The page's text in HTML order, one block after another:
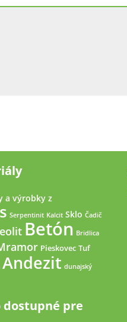
a výrobky z
Serpentinit Kalcit Sklo Čadič
Betón Bridlica
Pieskovec Tuf
Andezit dunajský
dostupné pre